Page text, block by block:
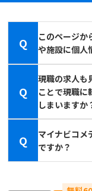
Q
このページか
や施設に個人
Q
現職の求人も
ことで現職に
しまいますか
Q
マイナビコメ
ですか？